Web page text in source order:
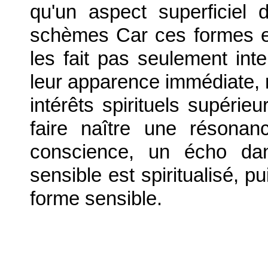
qu'un aspect superficiel
schèmes Car ces formes
les fait pas seulement
leur apparence
intérêts spirituels
faire naître une
conscience, un écho
sensible est spiritualisé,
forme sensible.